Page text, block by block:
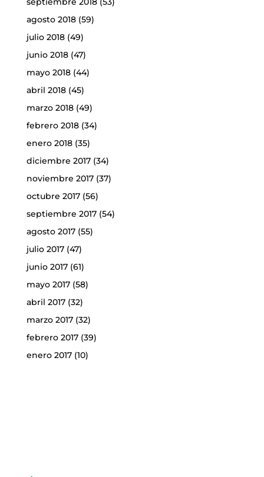
agosto 2018(59)
julio 2018(49)
junio 2018(47)
mayo 2018(44)
abril 2018(45)
marzo 2018(49)
febrero 2018(34)
enero 2018(35)
diciembre 2017(34)
noviembre 2017(37)
octubre 2017(56)
septiembre 2017(54)
agosto 2017(55)
julio 2017(47)
junio 2017(61)
mayo 2017(58)
abril 2017(32)
marzo 2017(32)
febrero 2017(39)
enero 2017(10)